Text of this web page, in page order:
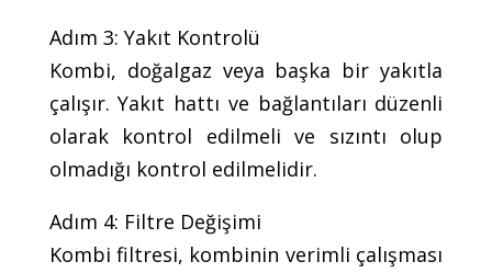
Adım 3: Yakıt Kontrolü
Kombi, doğalgaz veya başka bir yakıtla
çalışır. Yakıt hattı ve bağlantıları düzenli
olarak kontrol edilmeli ve sızıntı olup
olmadığı kontrol edilmelidir.
Adım 4: Filtre Değişimi
Kombi filtresi, kombinin verimli çalışması